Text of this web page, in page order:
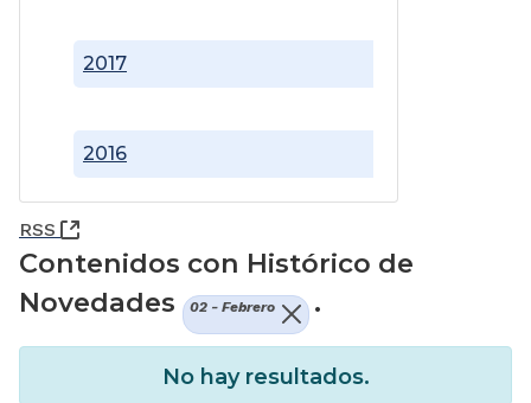
2016
2017
RSS (Abre una nueva ventana)
Contenidos con Histórico de
Novedades
02 - Febrero .
No hay resultados.